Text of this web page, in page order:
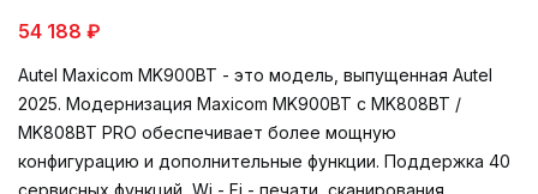
54 188 ₽
Autel Maxicom MK900BT - это модель, выпущенная Autel
2025. Модернизация Maxicom MK900BT с MK808BT /
MK808BT PRO обеспечивает более мощную
конфигурацию и дополнительные функции. Поддержка 40
сервисных функций, Wi - Fi - печати, сканирования